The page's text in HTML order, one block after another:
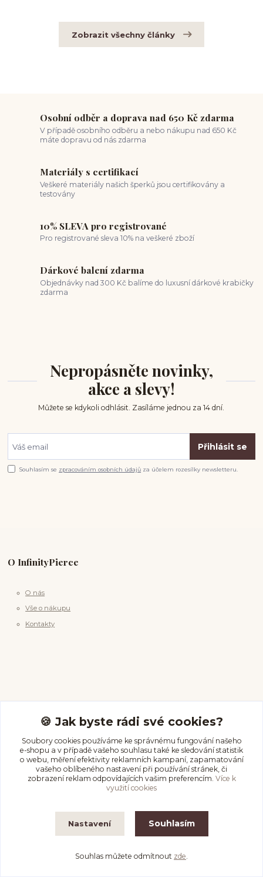
Zobrazit všechny články
Osobní odběr a doprava nad 650 Kč zdarma
V případě osobního odběru a nebo nákupu nad 650 Kč
máte dopravu od nás zdarma
Materiály s certifikací
Veškeré materiály našich šperků jsou certifikovány a
testovány
10% SLEVA pro registrované
Pro registrované sleva 10% na veškeré zboží
Dárkové balení zdarma
Objednávky nad 300 Kč balíme do luxusní dárkové krabičky
zdarma
Nepropásněte novinky,
akce a slevy!
Můžete se kdykoli odhlásit. Zasíláme jednou za 14 dní.
Přihlásit se
Souhlasím se zpracováním osobních údajů za účelem rozesílky newsletteru.
O InfinityPierce
O nás
Vše o nákupu
Kontakty
Pomoc & info
Průvodce velikostí
Péče o piercing
Vrácení & storno
Kde nás najdete
🍪 Jak byste rádi své cookies?
Soubory cookies používáme ke správnému fungování našeho
e-shopu a v případě vašeho souhlasu také ke sledování statistik
o webu, měření efektivity reklamních kampaní, zapamatování
vašeho oblíbeného nastavení při používání stránek, či
zobrazení reklam odpovídajících vašim preferencím. Více k
využití cookies
Nastavení Souhlasím
Souhlas můžete odmítnout zde